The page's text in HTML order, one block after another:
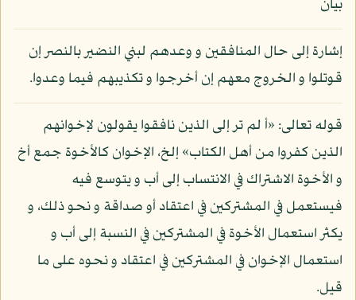
بيان
إشارة إلى حال المنافقين و وعدهم لبني النضير بالنصر إن
قوتلوا و الخروج معهم إن أخرجوا و تكذيبهم فيما وعدوا.
قوله تعالى: «أ لم تر إلى الذين نافقوا يقولون لإخوانهم
الذين كفروا من أهل الكتاب» إلخ، الإخوان كالأخوة جمع أخ
و الأخوة الاشتراك في الانتساب إلى أب و يتوسع فيه
فيستعمل في المشتركين في اعتقاد أو صداقة و نحو ذلك، و
يكثر استعمال الأخوة في المشتركين في النسبة إلى أب و
استعمال الإخوان في المشتركين في اعتقاد و نحوه على ما
قيل.